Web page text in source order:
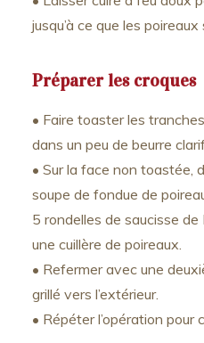
jusqu’à ce que les
Préparer les croques
• Faire toaster les
dans un peu de beurre
• Sur la face non toastée,
soupe de fondue de
5 rondelles de saucisse
une cuillère de poireaux.
• Refermer avec une
grillé vers l’extérieur.
• Répéter l’opération pour